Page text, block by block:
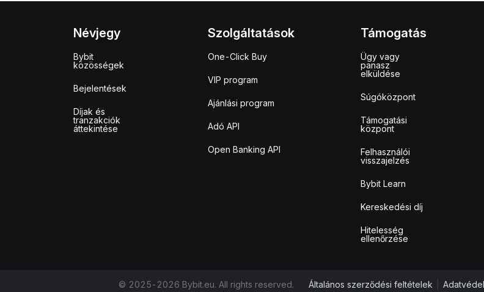
Névjegy
Bybit
közösségek
Bejelentések
Díjak és
tranzakciók
áttekintése
Szolgáltatások
One-Click Buy
VIP program
Ajánlási program
Adó API
Open Banking API
Támogatás
Ügy vagy
panasz
elküldése
Súgóközpont
Támogatási
központ
Felhasználói
visszajelzés
Bybit Learn
Kereskedési díj
Hitelesség
ellenőrzése
© 2025-2026 Bybit.eu. All rights reserved. Általános szerződési feltételek